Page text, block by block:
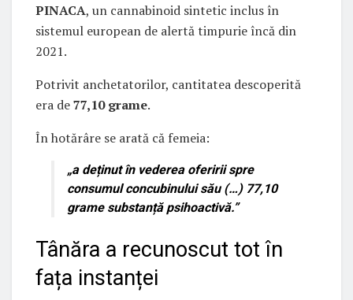
PINACA, un cannabinoid sintetic inclus în
sistemul european de alertă timpurie încă din
2021.
Potrivit anchetatorilor, cantitatea descoperită
era de77,10 grame.
În hotărâre se arată că femeia:
„a deținut în vederea oferirii spre
consumul concubinului său (…) 77,10
grame substanță psihoactivă.”
Tânăra a recunoscut tot în
fața instanței